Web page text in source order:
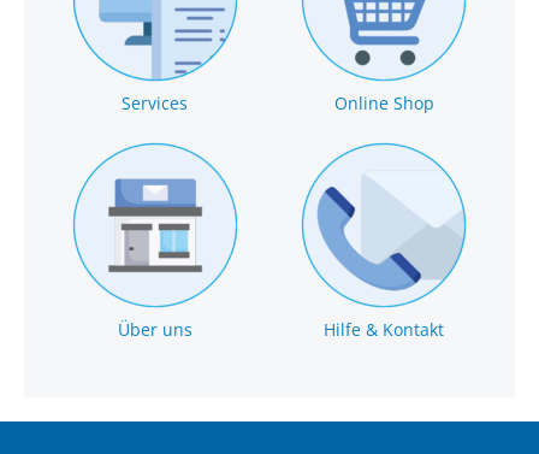
Services Online Shop
Über uns Hilfe & Kontakt